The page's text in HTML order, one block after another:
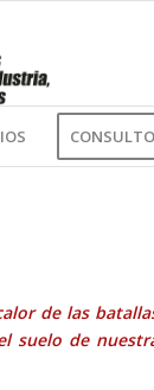
de las
suelo de